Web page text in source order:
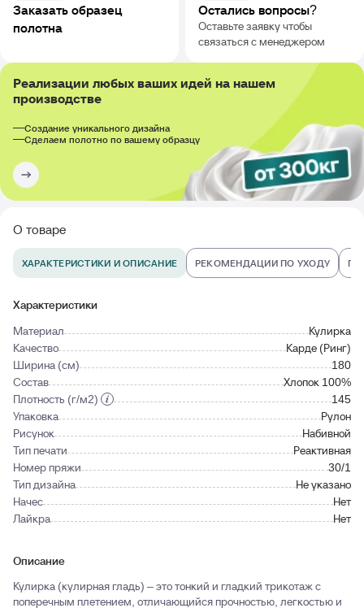
Заказать образец
полотна
Остались вопросы?
Оставьте заявку чтобы
связаться с менеджером
Реализации любых ваших идей на нашем
производстве
Создание уникального дизайна
Сделаем полотно по вашему образцу
О товаре
ХАРАКТЕРИСТИКИ И ОПИСАНИЕ РЕКОМЕНДАЦИИ ПО УХОДУ
Характеристики
Материал
Кулирка
Качество
Карде (Ринг)
Ширина (см)
180
Состав
Хлопок 100%
Плотность (г/м2)
145
Упаковка
Рулон
Рисунок
Набивной
Тип печати
Реактивная
Номер пряжи
30/1
Тип дизайна
Не указано
Начес
Нет
Лайкра
Нет
Описание
Кулирка (кулирная гладь) – это тонкий и гладкий трикотаж с
поперечным плетением, отличающийся прочностью, легкостью и